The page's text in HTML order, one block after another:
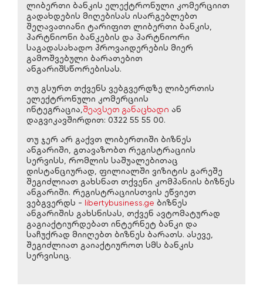
ლიბერთი ბანკის ელექტრონული კომერციით
გადახდების მიღებისას ისარგებლებთ
შეღავათიანი ტარიფით ლიბერთი ბანკის,
პარტნიონი ბანკების და პარტნიორი
საგადასახადო პროვაიდერების მიერ
გამოშვებული ბარათებით
ანგარიშსწორებისას.
თუ გსურთ თქვენს ვებგვერდზე ლიბერთის
ელექტრონული კომერციის
ინტეგრაცია, შეავსეთ განაცხადი ან
დაგვიკავშირდით: 0322 55 55 00.
თუ ჯერ არ გაქვთ ლიბერთიში ბიზნეს
ანგარიში, გთავაზობთ რეგისტრაციის
სერვისს, რომლის საშუალებითაც
დისტანციურად, ფილიალში ვიზიტის გარეშე
შეგიძლიათ გახსნათ თქვენი კომპანიის ბიზნეს
ანგარიში. რეგისტრაციისთვის ეწვიეთ
ვებგვერდს - libertybusiness.ge ბიზნეს
ანგარიშის გახსნისას, თქვენ ავტომატურად
გაგიაქტიურდებათ ინტერნეტ ბანკი და
საჩუქრად მიიღებთ ბიზნეს ბარათს. ასევე,
შეგიძლიათ გაიაქტიუროთ სმს ბანკის
სერვისიც.